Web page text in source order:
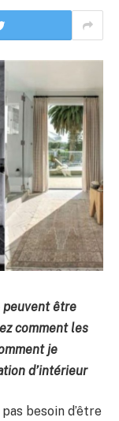
peuvent être
comment les
je
d’intérieur
besoin d’être